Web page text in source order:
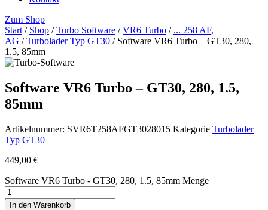
Zum Shop
Start / Shop /Turbo Software /VR6 Turbo / ... 258 AF,
AG /Turbolader Typ GT30 / Software VR6 Turbo – GT30, 280,
1.5, 85mm
Software VR6 Turbo – GT30, 280, 1.5,
85mm
Artikelnummer: SVR6T258AFGT3028015 Kategorie Turbolader
Typ GT30
449,00 €
Software VR6 Turbo - GT30, 280, 1.5, 85mm Menge
In den Warenkorb